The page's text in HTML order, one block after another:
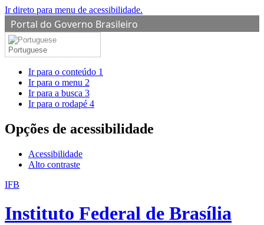
Ir direto para menu de acessibilidade.
Portal do Governo Brasileiro
Portuguese
Ir para o conteúdo 1
Ir para o menu 2
Ir para a busca 3
Ir para o rodapé 4
Opções de acessibilidade
Acessibilidade
Alto contraste
IFB
Instituto Federal de Brasília